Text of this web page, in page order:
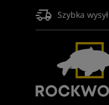
Szybka